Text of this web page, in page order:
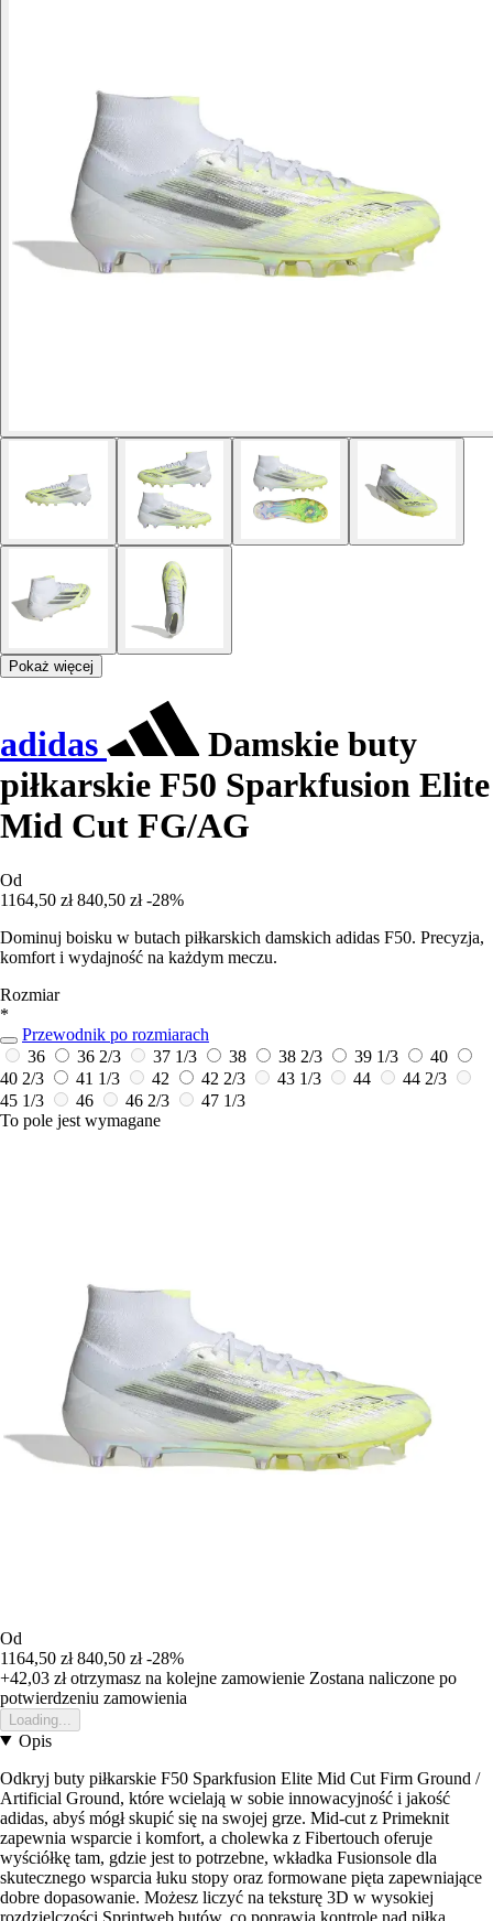
Pokaż więcej
adidas
Damskie buty
piłkarskie F50 Sparkfusion Elite
Mid Cut FG/AG
Od
1164,50 zł 840,50 zł -28%
Dominuj boisku w butach piłkarskich damskich adidas F50. Precyzja,
komfort i wydajność na każdym meczu.
Rozmiar
*
Przewodnik po rozmiarach
36
36 2/3 37 1/3 38 38 2/3 39 1/3
40
40 2/3
41 1/3 42 42 2/3 43 1/3 44
44 2/3
45 1/3
46 46 2/3
47 1/3
To pole jest wymagane
Od
1164,50 zł 840,50 zł -28%
+42,03 złotrzymasz na kolejne zamowienie Zostana naliczone po
potwierdzeniu zamowienia
Loading...
Opis
Odkryj buty piłkarskie F50 Sparkfusion Elite Mid Cut Firm Ground /
Artificial Ground, które wcielają w sobie innowacyjność i jakość
adidas, abyś mógł skupić się na swojej grze. Mid-cut z Primeknit
zapewnia wsparcie i komfort, a cholewka z Fibertouch oferuje
wyściółkę tam, gdzie jest to potrzebne, wkładka Fusionsole dla
skutecznego wsparcia łuku stopy oraz formowane pięta zapewniające
dobre dopasowanie. Możesz liczyć na teksturę 3D w wysokiej
rozdzielczości Sprintweb butów, co poprawia kontrolę nad piłką,